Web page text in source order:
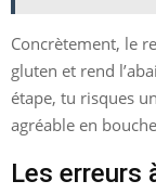
Concrètement, le
gluten et rend
étape, tu risques
agréable en
Les erreurs